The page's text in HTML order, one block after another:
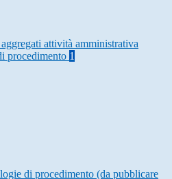
attività amministrativa
procedimento 1
di procedimento (da pubblicare